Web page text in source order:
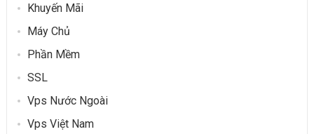
Khuyến Mãi
Máy Chủ
Phần Mềm
SSL
Vps Nước Ngoài
Vps Việt Nam